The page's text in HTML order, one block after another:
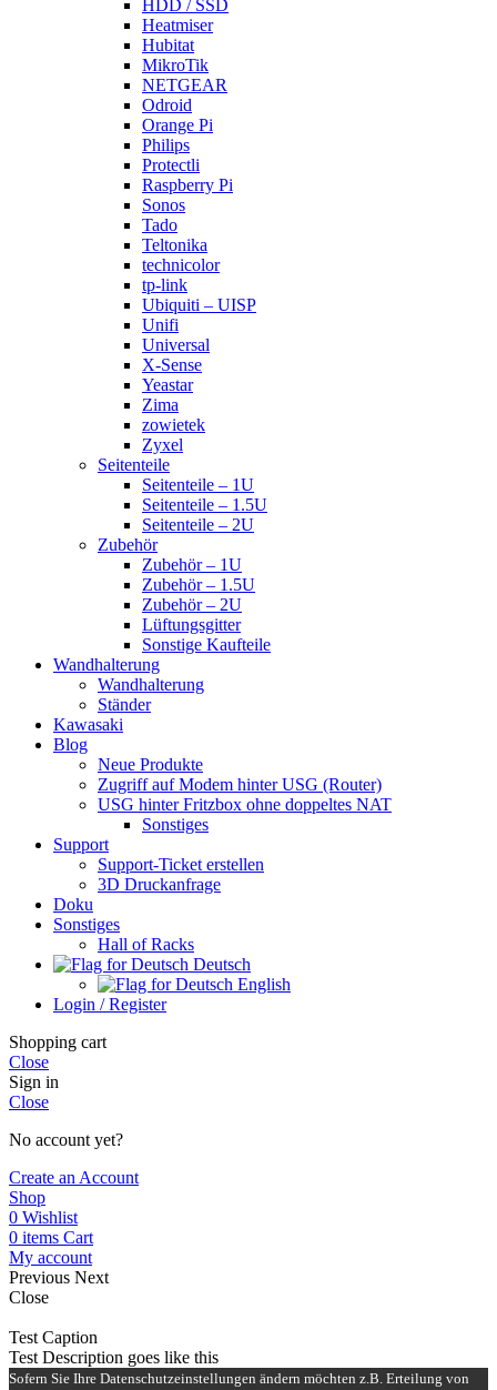
HDD / SSD
Heatmiser
Hubitat
MikroTik
NETGEAR
Odroid
Orange Pi
Philips
Protectli
Raspberry Pi
Sonos
Tado
Teltonika
technicolor
tp-link
Ubiquiti – UISP
Unifi
Universal
X-Sense
Yeastar
Zima
zowietek
Zyxel
Seitenteile
Seitenteile – 1U
Seitenteile – 1.5U
Seitenteile – 2U
Zubehör
Zubehör – 1U
Zubehör – 1.5U
Zubehör – 2U
Lüftungsgitter
Sonstige Kaufteile
Wandhalterung
Wandhalterung
Ständer
Kawasaki
Blog
Neue Produkte
Zugriff auf Modem hinter USG (Router)
USG hinter Fritzbox ohne doppeltes NAT
Sonstiges
Support
Support-Ticket erstellen
3D Druckanfrage
Doku
Sonstiges
Hall of Racks
Deutsch
English
Login / Register
Shopping cart
Close
Sign in
Close
No account yet?
Create an Account
Shop
0 Wishlist
0 items Cart
My account
Previous Next
Close
Test Caption
Test Description goes like this
Sofern Sie Ihre Datenschutzeinstellungen ändern möchten z.B. Erteilung von